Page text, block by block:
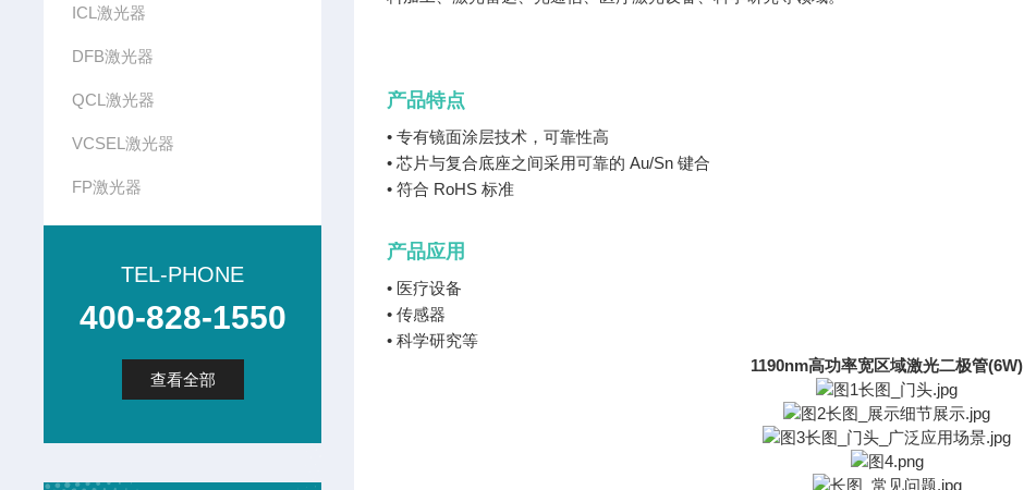
ICL激光器
DFB激光器
QCL激光器
VCSEL激光器
FP激光器
TEL-PHONE
400-828-1550
查看全部
产品特点
• 专有镜面涂层技术，可靠性高
• 芯片与复合底座之间采用可靠的 Au/Sn 键合
• 符合 RoHS 标准
产品应用
• 医疗设备
• 传感器
• 科学研究等
1190nm高功率宽区域激光二极管(6W)